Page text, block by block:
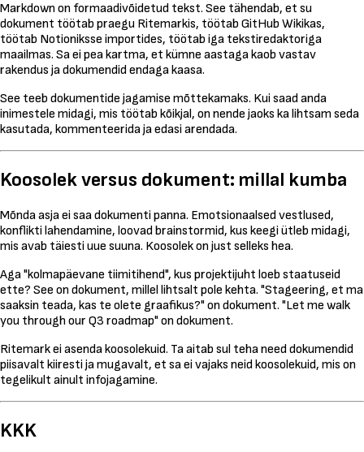
Markdown on formaadivõidetud tekst. See tähendab, et su
dokument töötab praegu Ritemarkis, töötab GitHub Wikikas,
töötab Notioniksse importides, töötab iga tekstiredaktoriga
maailmas. Sa ei pea kartma, et kümne aastaga kaob vastav
rakendus ja dokumendid endaga kaasa.
See teeb dokumentide jagamise mõttekamaks. Kui saad anda
inimestele midagi, mis töötab kõikjal, on nende jaoks ka lihtsam seda
kasutada, kommenteerida ja edasi arendada.
Koosolek versus dokument: millal kumba
Mõnda asja ei saa dokumenti panna. Emotsionaalsed vestlused,
konflikti lahendamine, loovad brainstormid, kus keegi ütleb midagi,
mis avab täiesti uue suuna. Koosolek on just selleks hea.
Aga "kolmapäevane tiimitihend", kus projektijuht loeb staatuseid
ette? See on dokument, millel lihtsalt pole kehta. "Stageering, et ma
saaksin teada, kas te olete graafikus?" on dokument. "Let me walk
you through our Q3 roadmap" on dokument.
Ritemark ei asenda koosolekuid. Ta aitab sul teha need dokumendid
piisavalt kiiresti ja mugavalt, et sa ei vajaks neid koosolekuid, mis on
tegelikult ainult infojagamine.
KKK